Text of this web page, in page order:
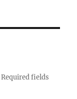
Required fields